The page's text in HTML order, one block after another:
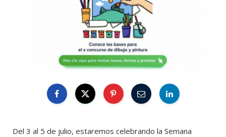
Del 3 al 5 de julio, estaremos celebrando la Semana